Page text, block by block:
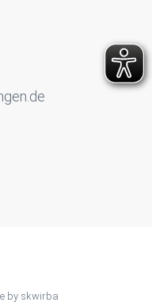
by skwirba